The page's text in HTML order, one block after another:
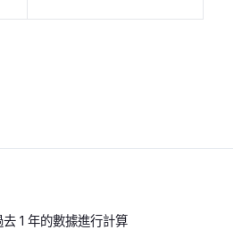
1 年的數據進行計算